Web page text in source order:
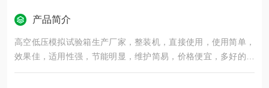
产品简介
高空低压模拟试验箱生产厂家，整装机，直接使用，使用简单，
效果佳，适用性强，节能明显，维护简易，价格便宜，多好的一
款设备，大家有兴趣的可以咨询我司客服。